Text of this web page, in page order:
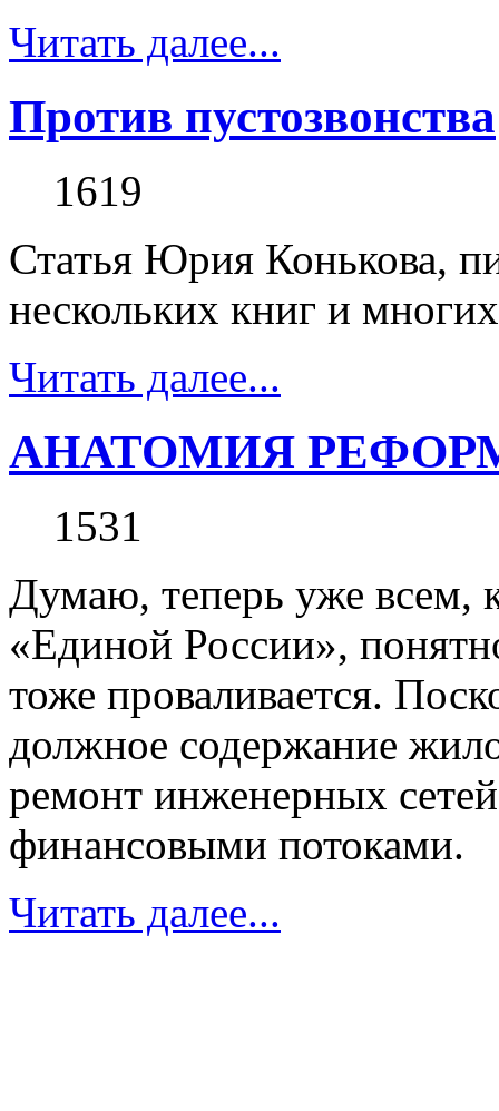
Читать далее...
Против пустозвонства
1619
Статья Юрия Конькова,
нескольких книг и
Читать далее...
АНАТОМИЯ
1531
Думаю, теперь уже всем,
«Единой России»,
тоже проваливается.
должное содержание
ремонт инженерных
финансовыми потоками.
Читать далее...